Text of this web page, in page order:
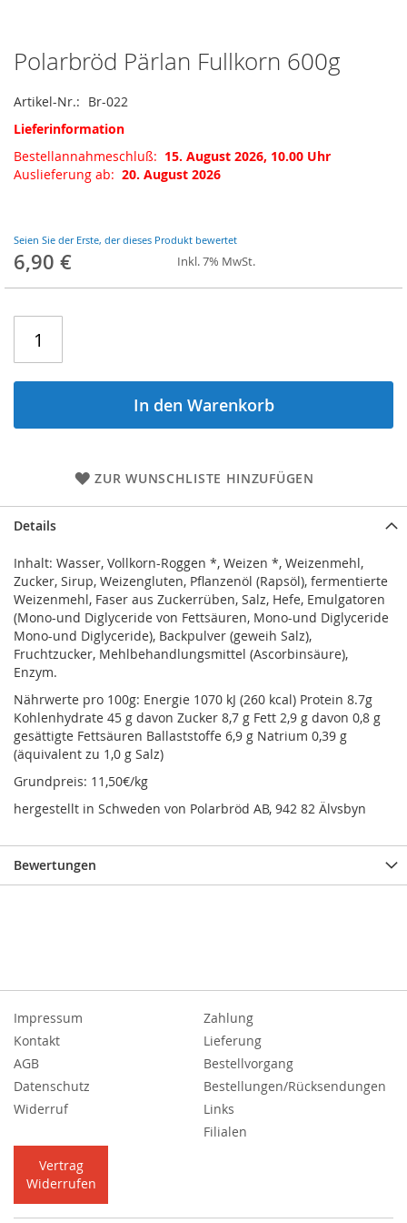
Zum
Anfang
der
Bildgalerie
springen
Polarbröd Pärlan Fullkorn 600g
Artikel-Nr.
Br-022
Lieferinformation
Bestellannahmeschluß: 15. August 2026, 10.00 Uhr
Auslieferung ab: 20. August 2026
Seien Sie der Erste, der dieses Produkt bewertet
6,90 € Inkl. 7% MwSt.
In den Warenkorb
ZUR WUNSCHLISTE HINZUFÜGEN
Details
Inhalt: Wasser, Vollkorn-Roggen *, Weizen *, Weizenmehl,
Zucker, Sirup, Weizengluten, Pflanzenöl (Rapsöl), fermentierte
Weizenmehl, Faser aus Zuckerrüben, Salz, Hefe, Emulgatoren
(Mono-und Diglyceride von Fettsäuren, Mono-und Diglyceride
Mono-und Diglyceride), Backpulver (geweih Salz),
Fruchtzucker, Mehlbehandlungsmittel (Ascorbinsäure),
Enzym.
Nährwerte pro 100g: Energie 1070 kJ (260 kcal) Protein 8.7g
Kohlenhydrate 45 g davon Zucker 8,7 g Fett 2,9 g davon 0,8 g
gesättigte Fettsäuren Ballaststoffe 6,9 g Natrium 0,39 g
(äquivalent zu 1,0 g Salz)
Grundpreis: 11,50€/kg
hergestellt in Schweden von Polarbröd AB, 942 82 Älvsbyn
Bewertungen
Impressum
Kontakt
AGB
Datenschutz
Widerruf
Vertrag
Widerrufen
Zahlung
Lieferung
Bestellvorgang
Bestellungen/Rücksendungen
Links
Filialen